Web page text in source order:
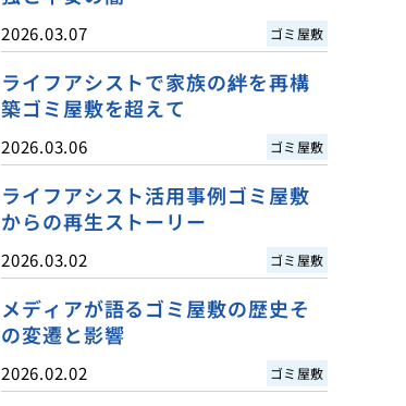
2026.03.07 ゴミ屋敷
ライフアシストで家族の絆を再構
築ゴミ屋敷を超えて
2026.03.06 ゴミ屋敷
ライフアシスト活用事例ゴミ屋敷
からの再生ストーリー
2026.03.02 ゴミ屋敷
メディアが語るゴミ屋敷の歴史そ
の変遷と影響
2026.02.02 ゴミ屋敷